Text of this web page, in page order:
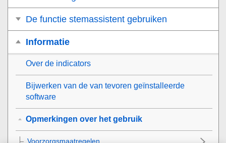
De functie stemassistent gebruiken
Informatie
Over de indicators
Bijwerken van de van tevoren geïnstalleerde
software
Opmerkingen over het gebruik
Voorzorgsmaatregelen